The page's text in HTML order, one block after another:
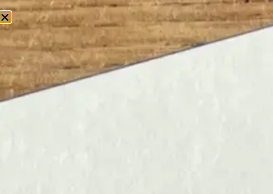
0
Home / Little Otja